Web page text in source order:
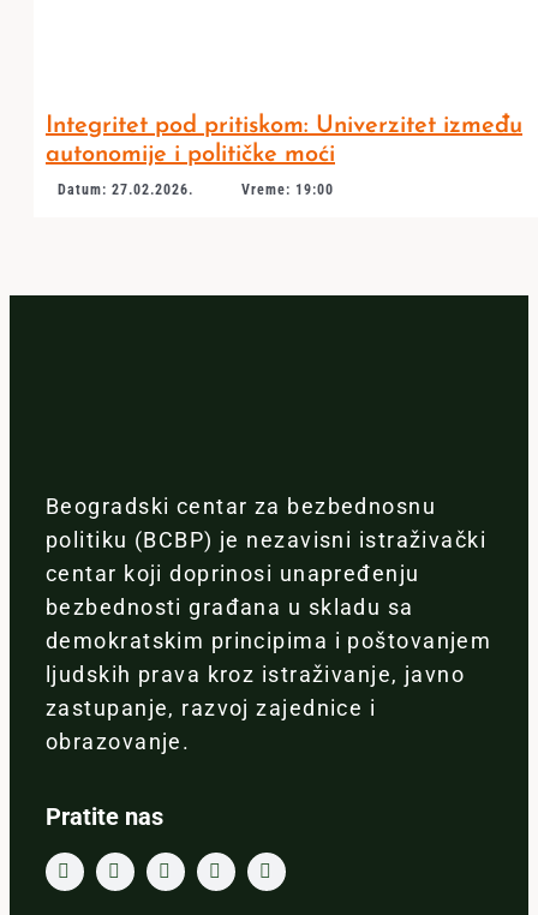
Integritet pod pritiskom: Univerzitet između
autonomije i političke moći
Datum: 27.02.2026. Vreme: 19:00
Beogradski centar za bezbednosnu
politiku (BCBP) je nezavisni istraživački
centar koji doprinosi unapređenju
bezbednosti građana u skladu sa
demokratskim principima i poštovanjem
ljudskih prava kroz istraživanje, javno
zastupanje, razvoj zajednice i
obrazovanje.
Pratite nas